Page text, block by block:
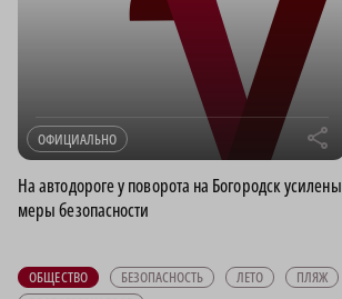
ОФИЦИАЛЬНО r
На автодороге у поворота на Богородск усилены
меры безопасности
ОБЩЕСТВО БЕЗОПАСНОСТЬ ЛЕТО
ПЛЯЖ